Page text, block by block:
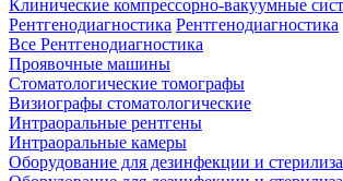
Клинические компрессорно-вакуумные
Рентгенодиагностика Рентгенодиагностика
Все Рентгенодиагностика
Проявочные машины
Стоматологические томографы
Визиографы стоматологические
Интраоральные рентгены
Интраоральные камеры
Оборудование для дезинфекции и